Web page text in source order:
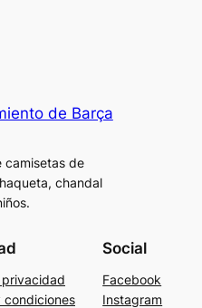
de Barça
camisetas de
chandal
condiciones
Social
Facebook
Instagram